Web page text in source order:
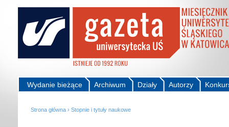
Autorzy
Działy
Archiwum
Wydanie bieżące
Strona główna › Stopnie i tytuły naukowe